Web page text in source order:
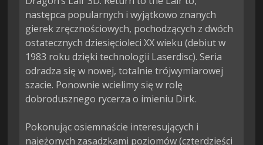
następca popularnych i wyjątkowo znanych
gierek zręcznościowych, pochodzących z dwóch
ostatecznych dziesięcioleci XX wieku (debiut w
1983 roku dzięki technologii Laserdisc). Seria
odradza się w nowej, totalnie trójwymiarowej
szacie. Ponownie wcielimy się w rolę
dobrodusznego rycerza o imieniu Dirk.
Pokonując osiemnaście interesujących i
najeżonych zasadzkami poziomów (czterdzieści